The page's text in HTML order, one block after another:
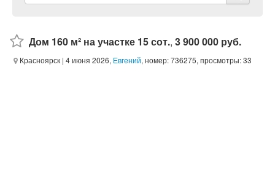
Услуги
Дом 160 м² на участке 15 сот., 3 900 000 руб.
Красноярск | 4 июня 2026, Евгений, номер: 736275, просмотры: 33